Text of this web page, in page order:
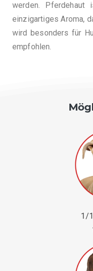
werden.
einzigartiges Aroma,
wird besonders für
empfohlen.
1/